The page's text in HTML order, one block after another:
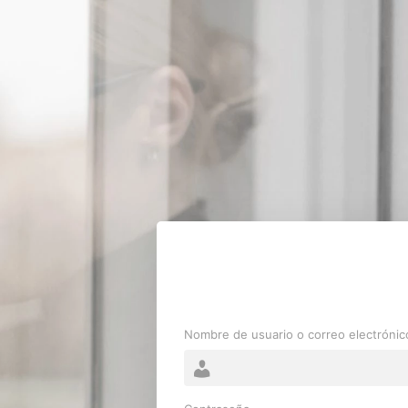
Nombre de usuario o correo